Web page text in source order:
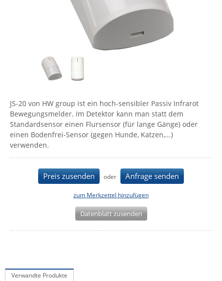
IP, WLAN & GSM Sensorik
IoT - Internet of Things
IPC, Industrielle Netzwerktechnik & WLAN
Industrielle Netzwerktechnik / Kommunikation
Wi-Fi - WLAN - Wireless
Sonstige
Serverräume
RMA / Rücksendung / Support
Contemporary Controls
Enginko - mcf88
Fokus Technologies
Gefen
Guntermann & Drunck
High Sec Labs
IEC Lock
JS-20 von HW group ist ein hoch-sensibler Passiv Infrarot
Bewegungsmelder. Im Detektor kann man statt dem
Standardsensor einen Flursensor (für lange Gänge) oder
einen Bodenfrei-Sensor (gegen Hunde, Katzen,...)
verwenden.
Preis zusenden oder Anfrage senden
zum Merkzettel hinzufügen
Datenblatt zusenden
Verwandte Produkte